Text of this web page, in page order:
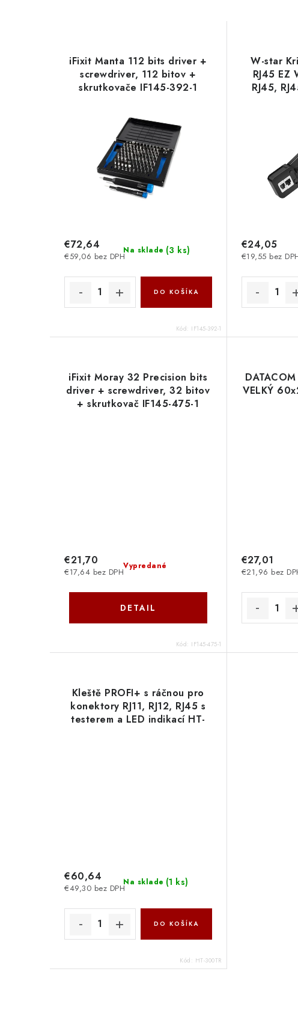
iFixit Manta 112 bits driver +
screwdriver, 112 bitov +
skrutkovače IF145-392-1
Na sklade (3 ks)
€59,06 bez DPH
€72,64
DO KOŠÍKA
Kód: IF145-392-1
W-star
RJ45 EZ
RJ45,
€19,55 bez
€24,05
iFixit Moray 32 Precision bits
driver + screwdriver, 32 bitov
+ skrutkovač IF145-475-1
Vypredané
€17,64 bez DPH
€21,70
DETAIL
Kód: IF145-475-1
VELKÝ
€21,96 bez
€27,01
Kleště PROFI+ s ráčnou pro
konektory RJ11, RJ12, RJ45 s
testerem a LED indikací HT-
Na sklade (1 ks)
€49,30 bez DPH
€60,64
DO KOŠÍKA
Kód: HT-300TR